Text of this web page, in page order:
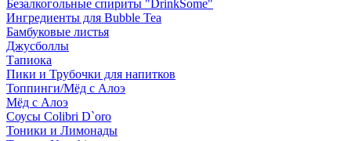
Безалкогольные спириты "DrinkSome"
Ингредиенты для Bubble Tea
Бамбуковые листья
Джусболлы
Тапиока
Пики и Трубочки для напитков
Топпинги/Мёд с Алоэ
Мёд с Алоэ
Соусы Colibri D`oro
Тоники и Лимонады